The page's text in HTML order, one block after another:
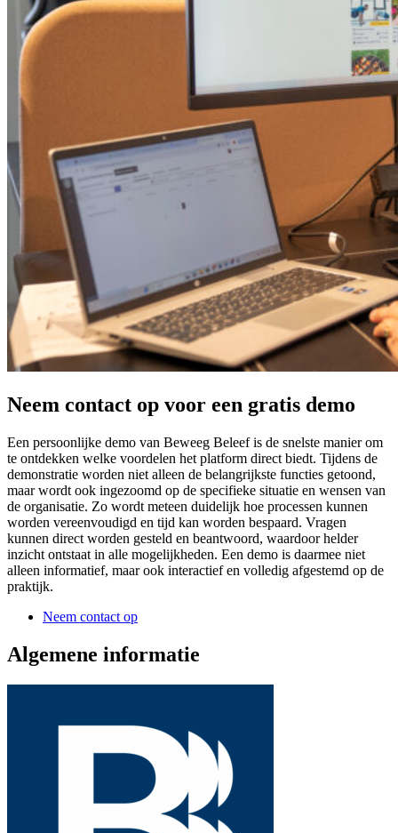
Neem contact op voor een gratis demo
Een persoonlijke demo van Beweeg Beleef is de snelste manier om
te ontdekken welke voordelen het platform direct biedt. Tijdens de
demonstratie worden niet alleen de belangrijkste functies getoond,
maar wordt ook ingezoomd op de specifieke situatie en wensen van
de organisatie. Zo wordt meteen duidelijk hoe processen kunnen
worden vereenvoudigd en tijd kan worden bespaard. Vragen
kunnen direct worden gesteld en beantwoord, waardoor helder
inzicht ontstaat in alle mogelijkheden. Een demo is daarmee niet
alleen informatief, maar ook interactief en volledig afgestemd op de
praktijk.
Neem contact op
Algemene informatie